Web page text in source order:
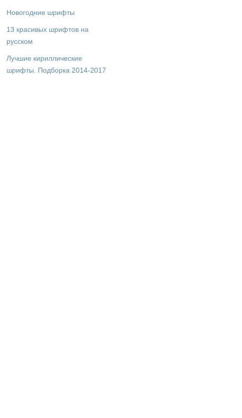
Новогодние шрифты
13 красивых шрифтов на
русском
Лучшие кириллические
шрифты. Подборка 2014-2017